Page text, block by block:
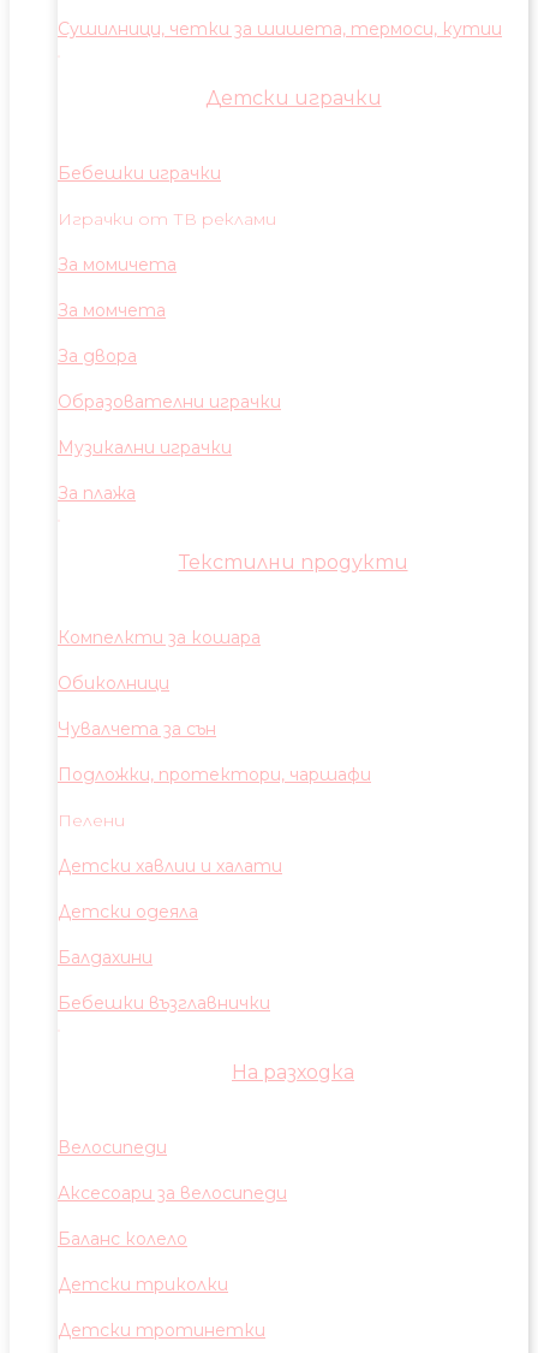
Сушилници, четки за шишета, термоси, кутии
Детски играчки
Бебешки играчки
Играчки от ТВ реклами
За момичета
За момчета
За двора
Образователни играчки
Музикални играчки
За плажа
Текстилни продукти
Компелкти за кошара
Обиколници
Чувалчета за сън
Подложки, протектори, чаршафи
Пелени
Детски хавлии и халати
Детски одеяла
Балдахини
Бебешки възглавнички
На разходка
Велосипеди
Аксесоари за велосипеди
Баланс колело
Детски триколки
Детски тротинетки